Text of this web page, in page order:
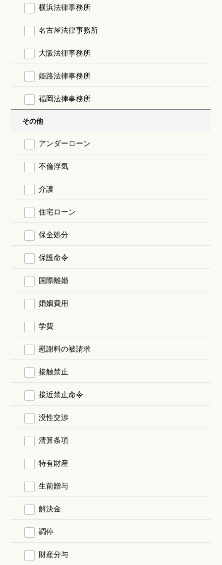
横浜法律事務所
名古屋法律事務所
大阪法律事務所
姫路法律事務所
福岡法律事務所
その他
アンダーローン
不倫浮気
介護
住宅ローン
保全処分
保護命令
国際離婚
婚姻費用
学費
慰謝料の被請求
接触禁止
接近禁止命令
没性交渉
清算条項
特有財産
生前贈与
解決金
調停
財産分与